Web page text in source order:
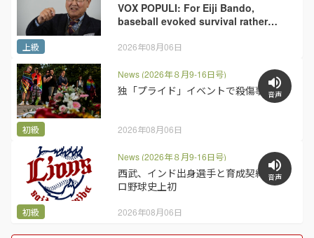
上級
VOX POPULI: For Eiji Bando,
baseball evoked survival rather
2026年08月06日
音声
初級
News (2026年８月9-16日号)
独「プライド」イベントで殺傷事件
2026年08月06日
音声
初級
News (2026年８月9-16日号)
西武、インド出身選手と育成契約 プ
ロ野球史上初
2026年08月06日